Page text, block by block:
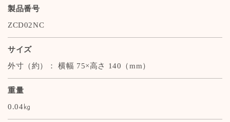
革】
製品番号
ZCD02NC
サイズ
外寸（約）： 横幅 75×高さ 140（mm）
重量
0.04㎏